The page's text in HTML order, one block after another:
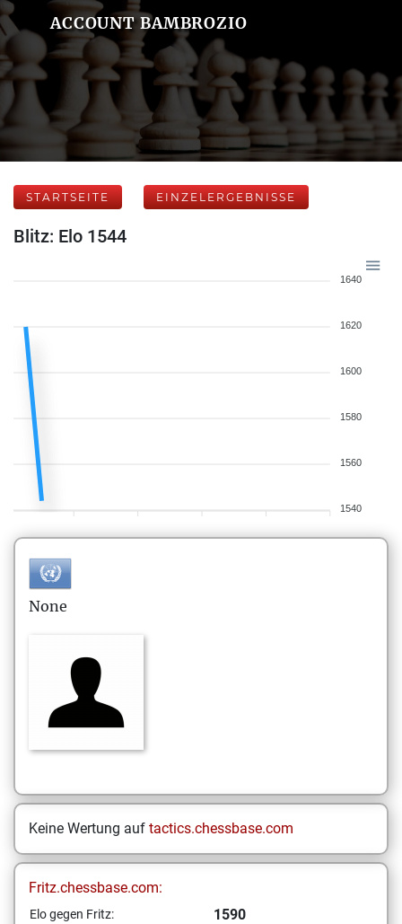
ACCOUNT BAMBROZIO
STARTSEITE EINZELERGEBNISSE
Blitz: Elo 1544
1640
1620
1600
1580
1560
1540
None
Keine Wertung auf tactics.chessbase.com
Fritz.chessbase.com:
Elo gegen Fritz: 1590